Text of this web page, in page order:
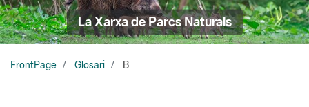
La Xarxa de Parcs Naturals
FrontPage Glosari B